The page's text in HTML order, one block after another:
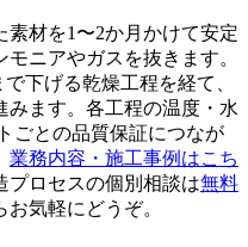
材を1〜2か月かけて安定
ニアやガスを抜きます。
下げる乾燥工程を経て、
みます。各工程の温度・水
ごとの品質保証につなが
業務内容・施工事例はこち
プロセスの個別相談は無料
お気軽にどうぞ。